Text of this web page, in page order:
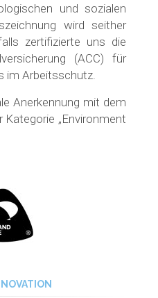
und sozialen
wird seither
zertifizierte uns die
(ACC) für
im Arbeitsschutz.
Anerkennung mit dem
Kategorie „Environment